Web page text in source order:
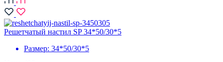
Решетчатый настил SP 34*50/30*5
Размер: 34*50/30*5